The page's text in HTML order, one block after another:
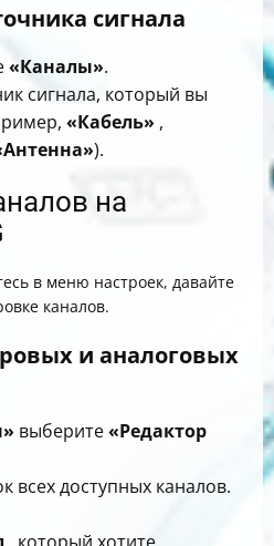
сигнала
«Каналы».
сигнала, который вы
«Кабель» ,
).
на
в меню настроек, давайте
каналов.
и аналоговых
выберите«Редактор
всех доступных каналов.